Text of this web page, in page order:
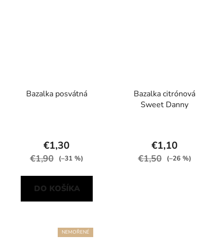
Bazalka posvátná
€1,30
€1,90 (–31 %)
DO KOŠÍKA
Bazalka citrónová
Sweet Danny
€1,10
€1,50 (–26 %)
NEMOŘENÉ